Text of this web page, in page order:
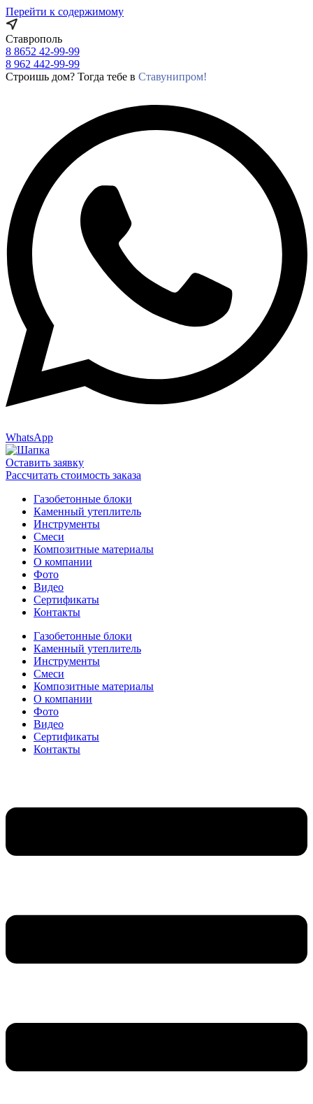
Перейти к содержимому
Ставрополь
8 8652 42-99-99
8 962 442-99-99
Строишь дом? Тогда тебе в Ставунипром!
WhatsApp
Оставить заявку
Рассчитать стоимость заказа
Газобетонные блоки
Каменный утеплитель
Инструменты
Смеси
Композитные материалы
О компании
Фото
Видео
Сертификаты
Контакты
Газобетонные блоки
Каменный утеплитель
Инструменты
Смеси
Композитные материалы
О компании
Фото
Видео
Сертификаты
Контакты